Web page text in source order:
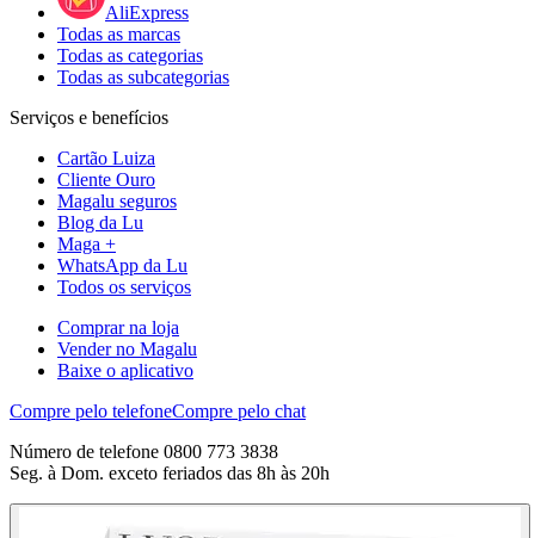
AliExpress
Todas as marcas
Todas as categorias
Todas as subcategorias
Serviços e benefícios
Cartão Luiza
Cliente Ouro
Magalu seguros
Blog da Lu
Maga +
WhatsApp da Lu
Todos os serviços
Comprar na loja
Vender no Magalu
Baixe o aplicativo
Compre pelo telefoneCompre pelo chat
Número de telefone 0800 773 3838
Seg. à Dom. exceto feriados das 8h às 20h